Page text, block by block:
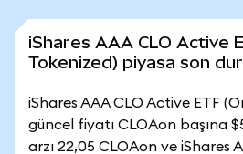
iShares AAA CLO Active
Tokenized) piyasa son
iShares AAA CLO Active ETF
güncel fiyatı CLOAon başına
arzı 22,05 CLOAon ve iShares